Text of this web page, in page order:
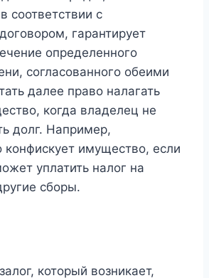
соответствии с
гарантирует
определенного
согласованного обеими
далее право налагать
когда владелец не
долг. Например,
конфискует имущество, если
уплатить налог на
сборы.
который возникает,